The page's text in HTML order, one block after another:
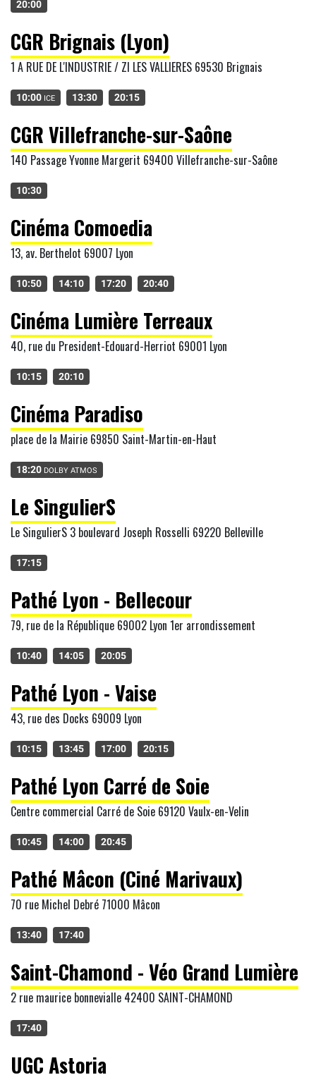
20:00
CGR Brignais (Lyon)
1 A RUE DE L'INDUSTRIE / ZI LES VALLIERES 69530 Brignais
10:00 ICE 13:30 20:15
CGR Villefranche-sur-Saône
140 Passage Yvonne Margerit 69400 Villefranche-sur-Saône
10:30
Cinéma Comoedia
13, av. Berthelot 69007 Lyon
10:50 14:10 17:20 20:40
Cinéma Lumière Terreaux
40, rue du President-Edouard-Herriot 69001 Lyon
10:15 20:10
Cinéma Paradiso
place de la Mairie 69850 Saint-Martin-en-Haut
18:20 DOLBY ATMOS
Le SingulierS
Le SingulierS 3 boulevard Joseph Rosselli 69220 Belleville
17:15
Pathé Lyon - Bellecour
79, rue de la République 69002 Lyon 1er arrondissement
10:40 14:05 20:05
Pathé Lyon - Vaise
43, rue des Docks 69009 Lyon
10:15 13:45 17:00 20:15
Pathé Lyon Carré de Soie
Centre commercial Carré de Soie 69120 Vaulx-en-Velin
10:45 14:00 20:45
Pathé Mâcon (Ciné Marivaux)
70 rue Michel Debré 71000 Mâcon
13:40 17:40
Saint-Chamond - Véo Grand Lumière
2 rue maurice bonnevialle 42400 SAINT-CHAMOND
17:40
UGC Astoria